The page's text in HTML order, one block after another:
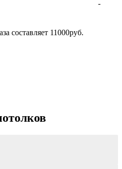
-
составляет 11000руб.